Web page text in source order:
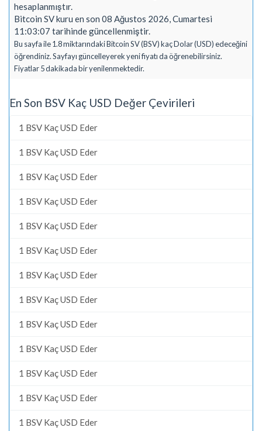
hesaplanmıştır.
Bitcoin SV kuru en son 08 Ağustos 2026, Cumartesi
11:03:07 tarihinde güncellenmiştir.
Bu sayfa ile 1.8 miktarındaki Bitcoin SV (BSV) kaç Dolar (USD) edeceğini
öğrendiniz. Sayfayı güncelleyerek yeni fiyatı da öğrenebilirsiniz.
Fiyatlar 5 dakikada bir yenilenmektedir.
En Son BSV Kaç USD Değer Çevirileri
1 BSV Kaç USD Eder
1 BSV Kaç USD Eder
1 BSV Kaç USD Eder
1 BSV Kaç USD Eder
1 BSV Kaç USD Eder
1 BSV Kaç USD Eder
1 BSV Kaç USD Eder
1 BSV Kaç USD Eder
1 BSV Kaç USD Eder
1 BSV Kaç USD Eder
1 BSV Kaç USD Eder
1 BSV Kaç USD Eder
1 BSV Kaç USD Eder